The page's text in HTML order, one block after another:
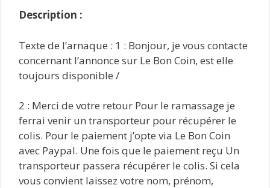
Description :
Texte de l’arnaque : 1 : Bonjour, je vous contacte
concernant l’annonce sur Le Bon Coin, est elle
toujours disponible /
2 : Merci de votre retour Pour le ramassage je
ferrai venir un transporteur pour récupérer le
colis. Pour le paiement j’opte via Le Bon Coin
avec Paypal. Une fois que le paiement reçu Un
transporteur passera récupérer le colis. Si cela
vous convient laissez votre nom, prénom,